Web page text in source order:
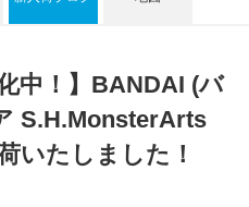
中！】BANDAI (バ
S.H.MonsterArts
いたしました！